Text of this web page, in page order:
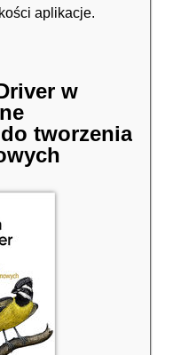
aplikacje.
w
tworzenia